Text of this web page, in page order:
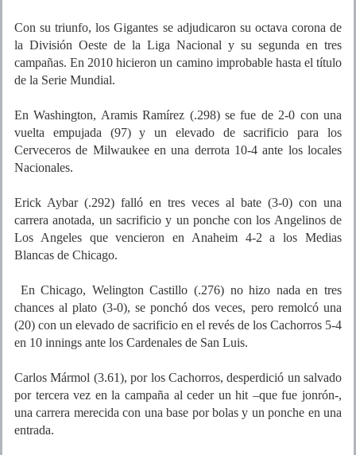
Con su triunfo, los Gigantes se adjudicaron su octava corona de
la División Oeste de la Liga Nacional y su segunda en tres
campañas. En 2010 hicieron un camino improbable hasta el título
de la Serie Mundial.
En Washington, Aramis Ramírez (.298) se fue de 2-0 con una
vuelta empujada (97) y un elevado de sacrificio para los
Cerveceros de Milwaukee en una derrota 10-4 ante los locales
Nacionales.
Erick Aybar (.292) falló en tres veces al bate (3-0) con una
carrera anotada, un sacrificio y un ponche con los Angelinos de
Los Angeles que vencieron en Anaheim 4-2 a los Medias
Blancas de Chicago.
En Chicago, Welington Castillo (.276) no hizo nada en tres
chances al plato (3-0), se ponchó dos veces, pero remolcó una
(20) con un elevado de sacrificio en el revés de los Cachorros 5-4
en 10 innings ante los Cardenales de San Luis.
Carlos Mármol (3.61), por los Cachorros, desperdició un salvado
por tercera vez en la campaña al ceder un hit –que fue jonrón-,
una carrera merecida con una base por bolas y un ponche en una
entrada.